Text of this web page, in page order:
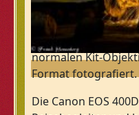
normalen Kit-
Format fotografiert.
Die Canon EOS